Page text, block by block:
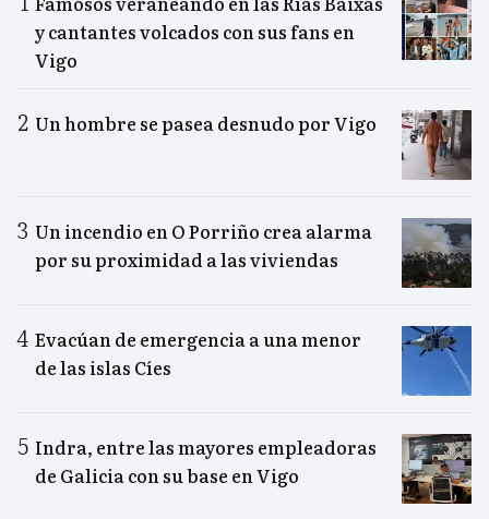
y cantantes volcados con sus fans en
Vigo
Un hombre se pasea desnudo por Vigo
Un incendio en O Porriño crea alarma
por su proximidad a las viviendas
Evacúan de emergencia a una menor
de las islas Cíes
Indra, entre las mayores empleadoras
de Galicia con su base en Vigo